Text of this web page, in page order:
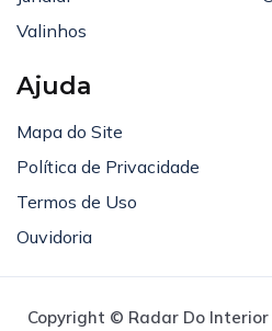
Valinhos
Ajuda
Mapa do Site
Política de Privacidade
Termos de Uso
Ouvidoria
Copyright © Radar Do